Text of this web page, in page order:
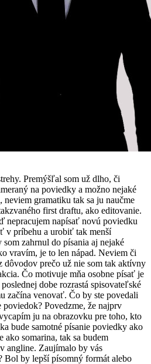
Premýšľal som už dlho, či
na poviedky a možno nejaké
gramatiku tak sa ju naučme
first draftu, ako editovanie.
nepracujem napísať novú poviedku
v príbehu a urobiť tak menší
zahrnul do písania aj nejaké
vravím, je to len nápad. Neviem či
dôvodov prečo už nie som tak aktívny
Čo motivuje mňa osobne písať je
dobe rozrastá spisovateľské
začína venovať. Čo by ste povedali
Povedzme, že najprv
ju na obrazovku pre toho, kto
bude samotné písanie poviedky ako
ako somarina, tak sa budem
angline. Zaujímalo by vás
Bol by lepší písomný formát alebo